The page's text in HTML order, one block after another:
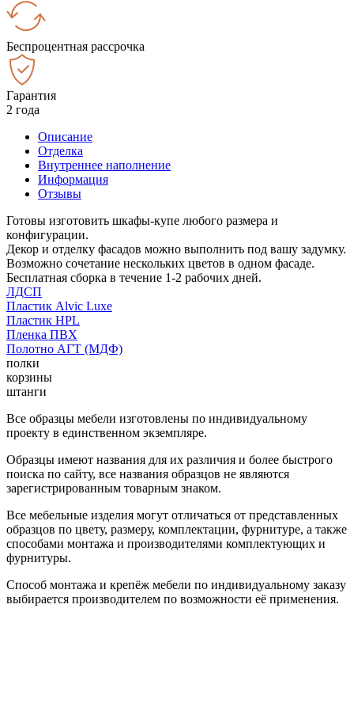
Беспроцентная рассрочка
Гарантия
2 года
Описание
Отделка
Внутреннее наполнение
Информация
Отзывы
Готовы изготовить шкафы-купе любого размера и
конфигурации.
Декор и отделку фасадов можно выполнить под вашу задумку.
Возможно сочетание нескольких цветов в одном фасаде.
Бесплатная сборка в течение 1-2 рабочих дней.
ЛДСП
Пластик Alvic Luxe
Пластик HPL
Пленка ПВХ
Полотно АГТ (МДФ)
полки
корзины
штанги
Все образцы мебели изготовлены по индивидуальному
проекту в единственном экземпляре.
Образцы имеют названия для их различия и более быстрого
поиска по сайту, все названия образцов не являются
зарегистрированным товарным знаком.
Все мебельные изделия могут отличаться от представленных
образцов по цвету, размеру, комплектации, фурнитуре, а также
способами монтажа и производителями комплектующих и
фурнитуры.
Способ монтажа и крепёж мебели по индивидуальному заказу
выбирается производителем по возможности её применения.